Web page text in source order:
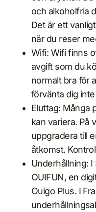
och alkoholfria
Det är ett
när du reser
Wifi: Wifi finns
avgift som du
normalt bra för
förvänta dig
Eluttag: Många
kan variera. På
uppgradera till
åtkomst.
Underhållning: I
OUIFUN, en
Ouigo Plus. I